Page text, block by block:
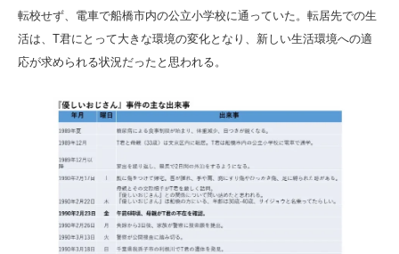
転校せず、電車で船橋市内の公立小学校に通っていた。転居先での生
活は、T君にとって大きな環境の変化となり、新しい生活環境への適
応が求められる状況だったと思われる。